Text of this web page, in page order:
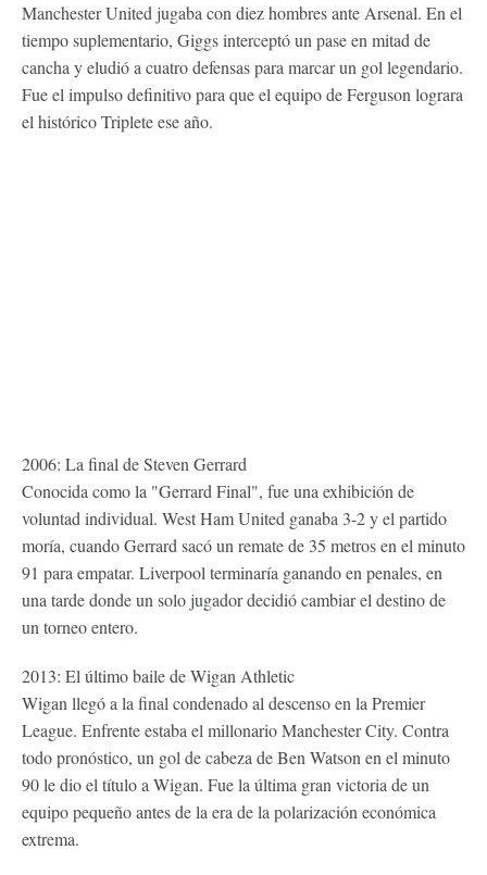
Manchester United jugaba con diez hombres ante Arsenal. En el
tiempo suplementario, Giggs interceptó un pase en mitad de
cancha y eludió a cuatro defensas para marcar un gol legendario.
Fue el impulso definitivo para que el equipo de Ferguson lograra
el histórico Triplete ese año.
2006: La final de Steven Gerrard
Conocida como la "Gerrard Final", fue una exhibición de
voluntad individual. West Ham United ganaba 3-2 y el partido
moría, cuando Gerrard sacó un remate de 35 metros en el minuto
91 para empatar. Liverpool terminaría ganando en penales, en
una tarde donde un solo jugador decidió cambiar el destino de
un torneo entero.
2013: El último baile de Wigan Athletic
Wigan llegó a la final condenado al descenso en la Premier
League. Enfrente estaba el millonario Manchester City. Contra
todo pronóstico, un gol de cabeza de Ben Watson en el minuto
90 le dio el título a Wigan. Fue la última gran victoria de un
equipo pequeño antes de la era de la polarización económica
extrema.